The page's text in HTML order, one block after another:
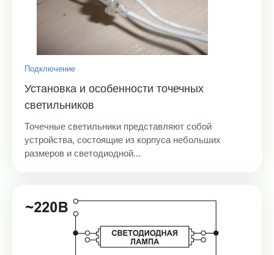
Подключение
Установка и особенности точечных
светильников
Точечные светильники представляют собой
устройства, состоящие из корпуса небольших
размеров и светодиодной...